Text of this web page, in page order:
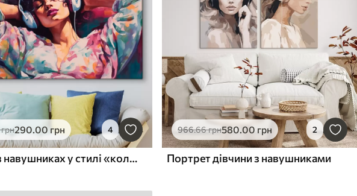
грн290.00 грн 4
Жінка в навушниках у стилі «колоритного живопису»
966.66грн580.00 грн 2
Портрет дівчини з навушниками